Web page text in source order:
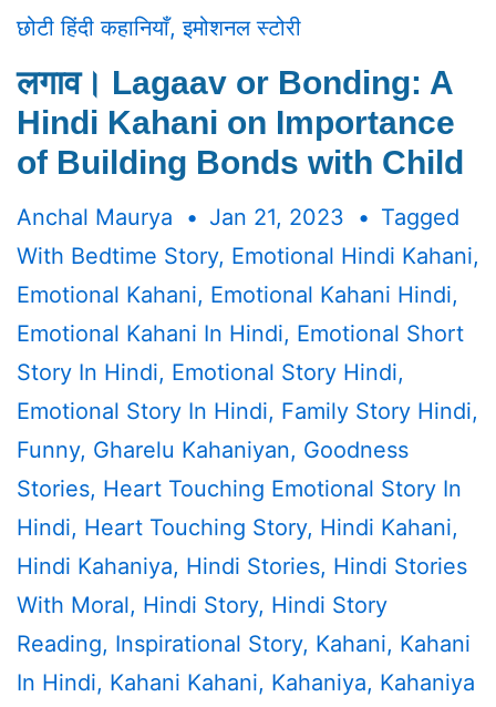
छोटी हिंदी कहानियाँ,इमोशनल स्टोरी
लगाव। Lagaav or Bonding: A
Hindi Kahani on Importance
of Building Bonds with Child
Anchal Maurya Jan 21, 2023
Tagged
With Bedtime Story, Emotional Hindi Kahani,
Emotional Kahani, Emotional Kahani Hindi,
Emotional Kahani In Hindi, Emotional Short
Story In Hindi, Emotional Story Hindi,
Emotional Story In Hindi, Family Story Hindi,
Funny, Gharelu Kahaniyan, Goodness
Stories, Heart Touching Emotional Story In
Hindi, Heart Touching Story, Hindi Kahani,
Hindi Kahaniya, Hindi Stories, Hindi Stories
With Moral, Hindi Story, Hindi Story
Reading, Inspirational Story, Kahani, Kahani
In Hindi, Kahani Kahani, Kahaniya, Kahaniya